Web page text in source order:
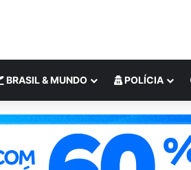
BRASIL & MUNDO POLÍCIA